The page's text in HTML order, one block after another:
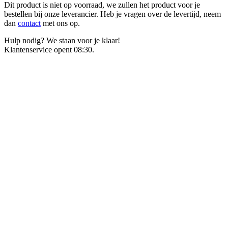
Dit product is niet op voorraad, we zullen het product voor je
bestellen bij onze leverancier. Heb je vragen over de levertijd, neem
dan contact met ons op.
Hulp nodig? We staan voor je klaar!
Klantenservice opent 08:30.